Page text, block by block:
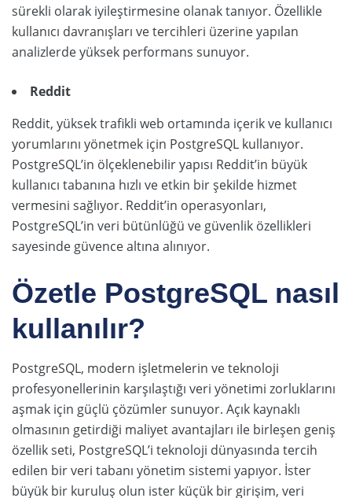
sürekli olarak iyileştirmesine olanak tanıyor. Özellikle
kullanıcı davranışları ve tercihleri üzerine yapılan
analizlerde yüksek performans sunuyor.
Reddit
Reddit, yüksek trafikli web ortamında içerik ve kullanıcı
yorumlarını yönetmek için PostgreSQL kullanıyor.
PostgreSQL’in ölçeklenebilir yapısı Reddit’in büyük
kullanıcı tabanına hızlı ve etkin bir şekilde hizmet
vermesini sağlıyor. Reddit’in operasyonları,
PostgreSQL’in veri bütünlüğü ve güvenlik özellikleri
sayesinde güvence altına alınıyor.
Özetle PostgreSQL nasıl
kullanılır?
PostgreSQL, modern işletmelerin ve teknoloji
profesyonellerinin karşılaştığı veri yönetimi zorluklarını
aşmak için güçlü çözümler sunuyor. Açık kaynaklı
olmasının getirdiği maliyet avantajları ile birleşen geniş
özellik seti, PostgreSQL’i teknoloji dünyasında tercih
edilen bir veri tabanı yönetim sistemi yapıyor. İster
büyük bir kuruluş olun ister küçük bir girişim, veri